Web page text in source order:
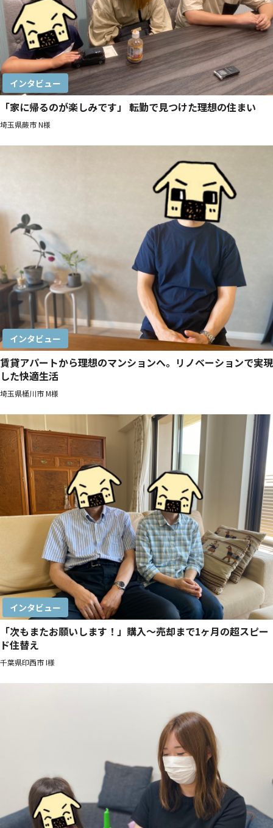
インタビュー
「家に帰るのが楽しみです」 転勤で見つけた理想の住まい
埼玉県蕨市 N様
インタビュー
賃貸アパートから理想のマンションへ。リノベーションで実現
した快適生活
埼玉県桶川市 M様
インタビュー
「次もまたお願いします！」購入〜売却まで1ヶ月の超スピー
ド住替え
千葉県印西市 I様